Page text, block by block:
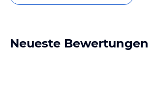
Neueste Bewertungen